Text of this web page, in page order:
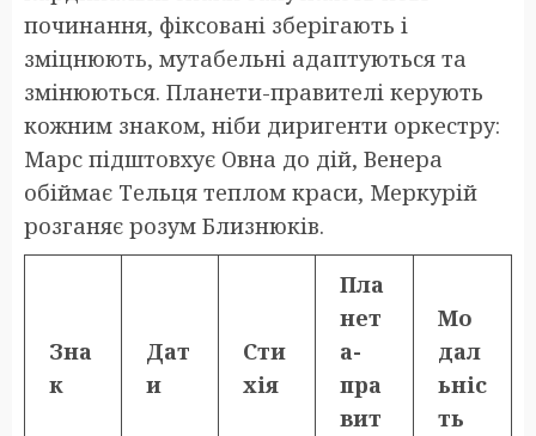
починання, фіксовані зберігають і
зміцнюють, мутабельні адаптуються та
змінюються. Планети-правителі керують
кожним знаком, ніби диригенти оркестру:
Марс підштовхує Овна до дій, Венера
обіймає Тельця теплом краси, Меркурій
розганяє розум Близнюків.
Зна
к
Дат
и
Сти
хія
Пла
нет
а-
пра
вит
Мо
дал
ьніс
ть